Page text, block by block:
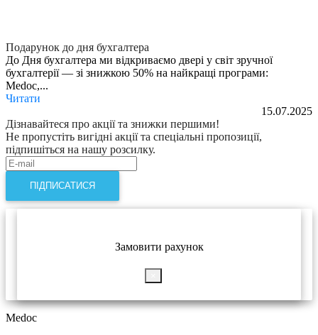
Подарунок до дня бухгалтера
До Дня бухгалтера ми відкриваємо двері у світ зручної
бухгалтерії — зі знижкою 50% на найкращі програми:
Medoc,...
Читати
15.07.2025
Дізнавайтеся про акції та знижки першими!
Не пропустіть вигідні акції та спеціальні пропозиції,
підпишіться на нашу розсилку.
ПІДПИСАТИСЯ
Замовити рахунок
Medoc